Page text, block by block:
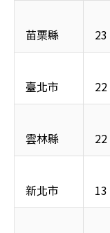
苗栗縣 23
臺北市 22
雲林縣 22
新北市 13